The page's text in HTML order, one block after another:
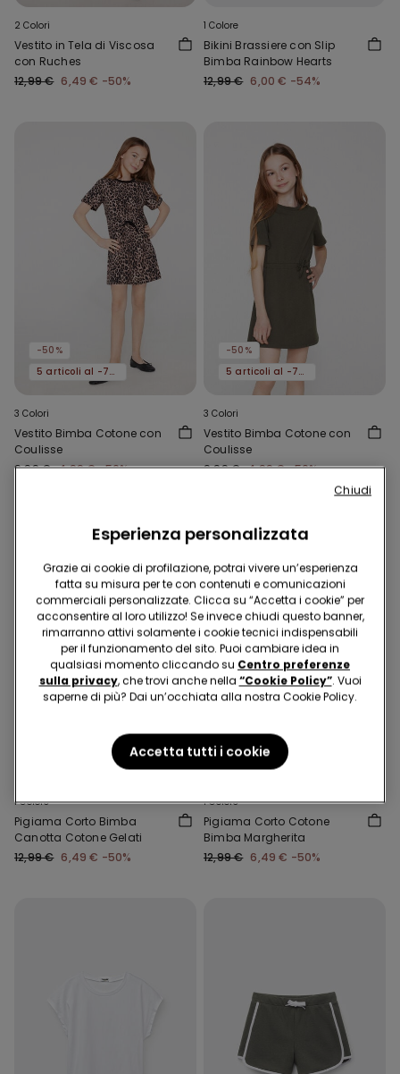
2 Colori
Vestito in Tela di Viscosa
con Ruches
12,99 € 6,49 € -50%
1 Colore
Bikini Brassiere con Slip
Bimba Rainbow Hearts
12,99 € 6,00 € -54%
-50%
5 articoli al -70%
3 Colori
Vestito Bimba Cotone con
Coulisse
9,99 € 4,99 €-50%
-50%
5 articoli al -70%
3 Colori
Vestito Bimba Cotone con
Coulisse
9,99 € 4,99 €-50%
5 articoli al -70%
1 Colore
Pigiama Corto Bimba
Canotta Cotone Gelati
12,99 € 6,49 € -50%
-50%
1 Colore
Pigiama Corto Cotone
Bimba Margherita
12,99 € 6,49 € -50%
Esperienza personalizzata
Grazie ai cookie di profilazione, potrai vivere un’esperienza
fatta su misura per te con contenuti e comunicazioni
commerciali personalizzate. Clicca su “Accetta i cookie” per
acconsentire al loro utilizzo! Se invece chiudi questo banner,
rimarranno attivi solamente i cookie tecnici indispensabili
per il funzionamento del sito. Puoi cambiare idea in
qualsiasi momento cliccando su Centro preferenze
sulla privacy, che trovi anche nella “Cookie Policy”. Vuoi
saperne di più? Dai un’occhiata alla nostra Cookie Policy.
Accetta tutti i cookie
Chiudi